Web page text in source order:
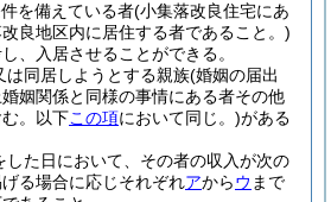
を備えている者(小集落改良住宅にあ
良地区内に居住する者であること。)
、入居させることができる。
は同居しようとする親族(婚姻の届出
姻関係と同様の事情にある者その他
。以下この項において同じ。)がある
した日において、その者の収入が次の
げる場合に応じそれぞれアからウ まで